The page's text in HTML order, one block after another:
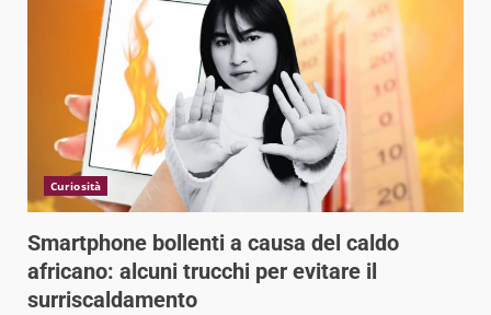
Curiosità
Smartphone bollenti a causa del caldo
africano: alcuni trucchi per evitare il
surriscaldamento